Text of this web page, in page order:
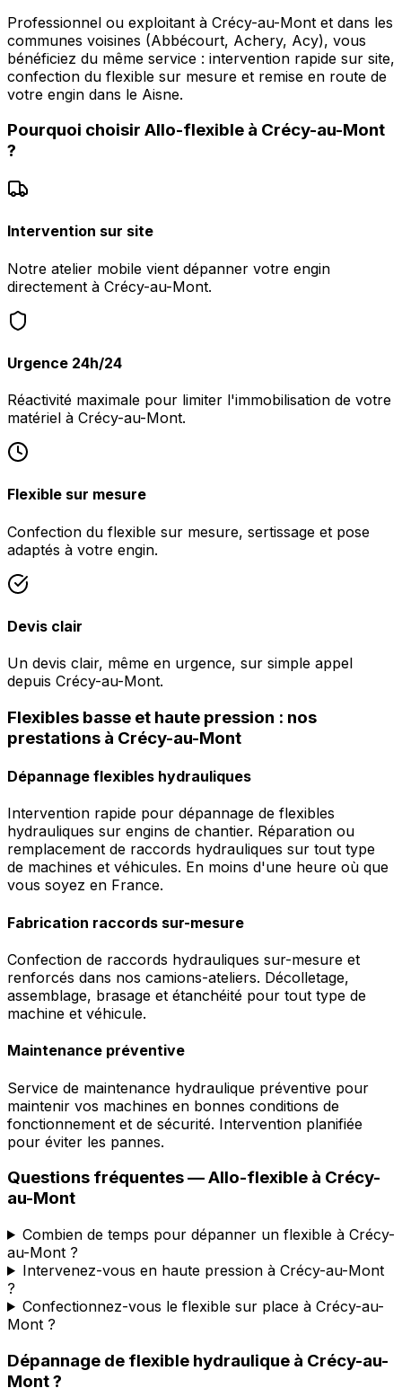
Professionnel ou exploitant à Crécy-au-Mont et dans les
communes voisines (Abbécourt, Achery, Acy), vous
bénéficiez du même service : intervention rapide sur site,
confection du flexible sur mesure et remise en route de
votre engin dans le Aisne.
Pourquoi choisir Allo-flexible à Crécy-au-Mont
?
Intervention sur site
Notre atelier mobile vient dépanner votre engin
directement à Crécy-au-Mont.
Urgence 24h/24
Réactivité maximale pour limiter l'immobilisation de votre
matériel à Crécy-au-Mont.
Flexible sur mesure
Confection du flexible sur mesure, sertissage et pose
adaptés à votre engin.
Devis clair
Un devis clair, même en urgence, sur simple appel
depuis Crécy-au-Mont.
Flexibles basse et haute pression : nos
prestations à Crécy-au-Mont
Dépannage flexibles hydrauliques
Intervention rapide pour dépannage de flexibles
hydrauliques sur engins de chantier. Réparation ou
remplacement de raccords hydrauliques sur tout type
de machines et véhicules. En moins d'une heure où que
vous soyez en France.
Fabrication raccords sur-mesure
Confection de raccords hydrauliques sur-mesure et
renforcés dans nos camions-ateliers. Décolletage,
assemblage, brasage et étanchéité pour tout type de
machine et véhicule.
Maintenance préventive
Service de maintenance hydraulique préventive pour
maintenir vos machines en bonnes conditions de
fonctionnement et de sécurité. Intervention planifiée
pour éviter les pannes.
Questions fréquentes —Allo-flexible à Crécy-
au-Mont
Combien de temps pour dépanner un flexible à Crécy-
au-Mont ?
Intervenez-vous en haute pression à Crécy-au-Mont
?
Confectionnez-vous le flexible sur place à Crécy-au-
Mont ?
Dépannage de flexible hydraulique à Crécy-au-
Mont?